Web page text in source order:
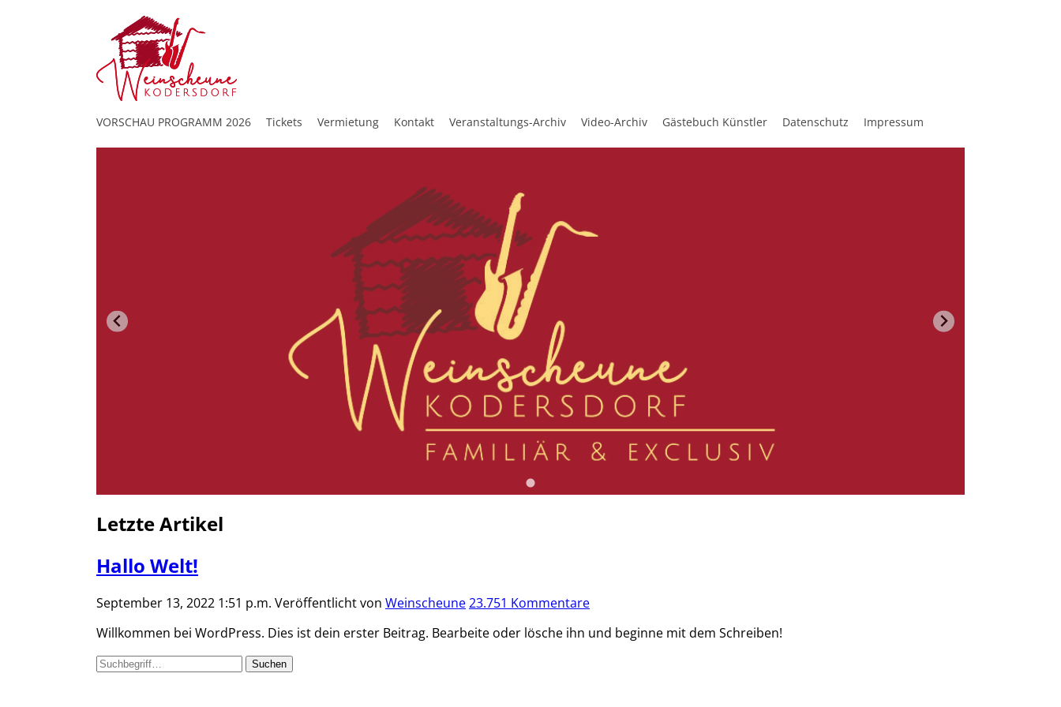
VORSCHAU PROGRAMM 2026 Tickets Vermietung Kontakt Veranstaltungs-Archiv Video-Archiv Gästebuch Künstler Datenschutz Impressum
Letzte Artikel
Hallo Welt!
September 13, 2022 1:51 p.m. Veröffentlicht von Weinscheune23.751 Kommentare
Willkommen bei WordPress. Dies ist dein erster Beitrag. Bearbeite oder lösche ihn und beginne mit dem Schreiben!
Suchen